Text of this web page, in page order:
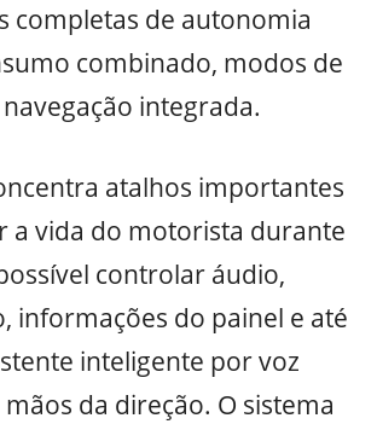
completas de autonomia
combinado, modos de
integrada.
atalhos importantes
a vida do motorista durante
controlar áudio,
informações do painel e até
inteligente por voz
da direção. O sistema